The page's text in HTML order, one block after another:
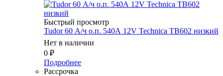
Быстрый просмотр
Tudor 60 А/ч о.п. 540А 12V Technica TB602 низкий
Нет в наличии
0 ₽
Подробнее
Рассрочка